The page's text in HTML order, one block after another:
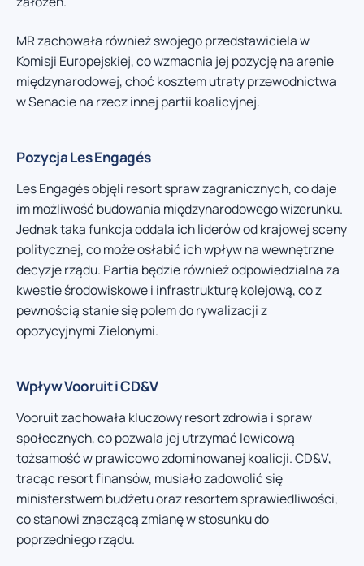
MR zachowała również swojego przedstawiciela w
Komisji Europejskiej, co wzmacnia jej pozycję na arenie
międzynarodowej, choć kosztem utraty przewodnictwa
w Senacie na rzecz innej partii koalicyjnej.
Pozycja Les Engagés
Les Engagés objęli resort spraw zagranicznych, co daje
im możliwość budowania międzynarodowego wizerunku.
Jednak taka funkcja oddala ich liderów od krajowej sceny
politycznej, co może osłabić ich wpływ na wewnętrzne
decyzje rządu. Partia będzie również odpowiedzialna za
kwestie środowiskowe i infrastrukturę kolejową, co z
pewnością stanie się polem do rywalizacji z
opozycyjnymi Zielonymi.
Wpływ Vooruit i CD&V
Vooruit zachowała kluczowy resort zdrowia i spraw
społecznych, co pozwala jej utrzymać lewicową
tożsamość w prawicowo zdominowanej koalicji. CD&V,
tracąc resort finansów, musiało zadowolić się
ministerstwem budżetu oraz resortem sprawiedliwości,
co stanowi znaczącą zmianę w stosunku do
poprzedniego rządu.